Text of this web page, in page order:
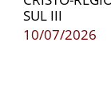
SUL III
10/07/2026